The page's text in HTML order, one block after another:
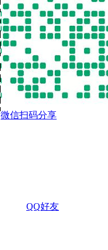
微信扫码分享
QQ好友